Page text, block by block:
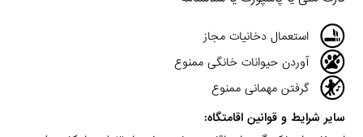
استعمال دخانیات مجاز
آوردن حیوانات خانگی ممنوع
گرفتن مهمانی ممنوع
سایر شرایط و قوانین اقامتگاه: